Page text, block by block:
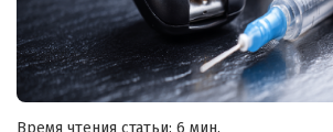
Время чтения статьи: 6 мин.